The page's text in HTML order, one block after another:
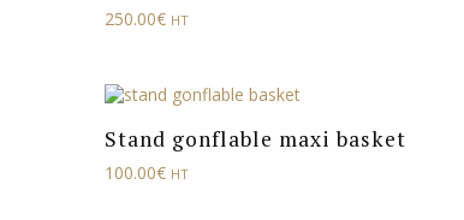
250.00€ HT
Stand gonflable maxi basket
100.00€ HT